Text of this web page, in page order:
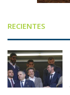
RECIENTES